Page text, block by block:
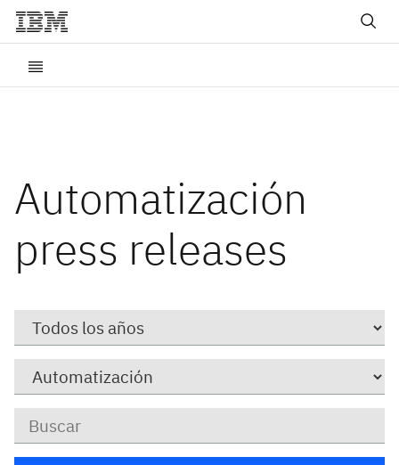
Automatización
press releases